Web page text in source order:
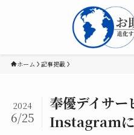
ホーム 記事掲載
奉優デイサー
Instagramに
2024
6/25